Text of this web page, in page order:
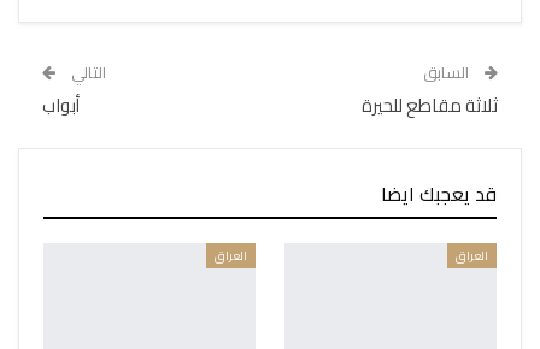
السابق
ثلاثة مقاطع للحيرة
التالي
أبواب
قد يعجبك ايضا
العراق العراق